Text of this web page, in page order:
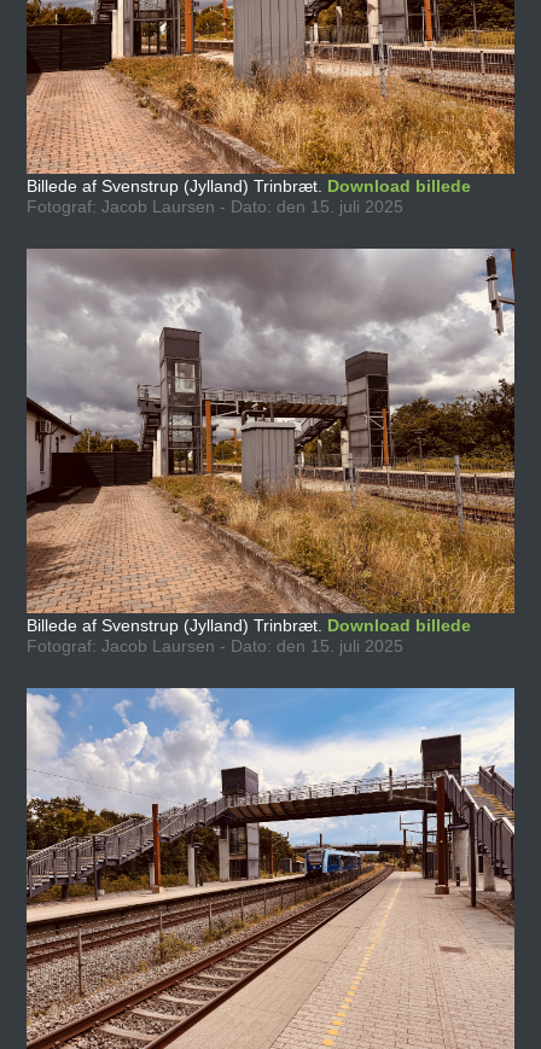
Billede af Svenstrup (Jylland) Trinbræt. Download billede
Fotograf: Jacob Laursen - Dato: den 15. juli 2025
Billede af Svenstrup (Jylland) Trinbræt. Download billede
Fotograf: Jacob Laursen - Dato: den 15. juli 2025